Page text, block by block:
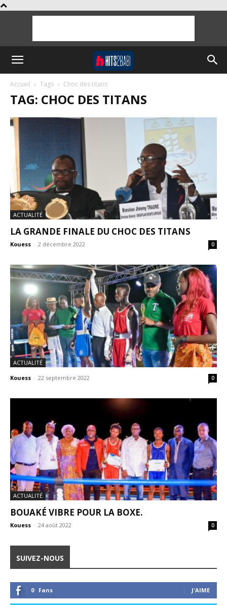
Accueil Tags Choc des titans
TAG: CHOC DES TITANS
ACTUALITÉ
LA GRANDE FINALE DU CHOC DES TITANS
Kouess - 2 décembre 2022 0
ACTUALITÉ
Kouess - 22 septembre 2022 0
ACTUALITÉ
BOUAKÉ VIBRE POUR LA BOXE.
Kouess - 24 août 2022 0
SUIVEZ-NOUS
0 Fans J'AIME